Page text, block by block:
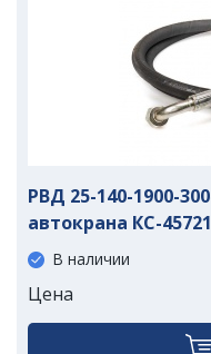
РВД 25-140-1900-
автокрана КС-45721
В наличии
Цена